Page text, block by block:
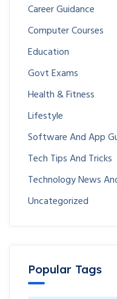
Career Guidance
Computer Courses
Education
Govt Exams
Health & Fitness
Lifestyle
Software And App
Tech Tips And Tricks
Technology News
Uncategorized
Popular Tags